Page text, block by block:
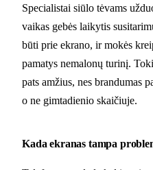
Specialistai siūlo tėvams
vaikas gebės laikytis
būti prie ekrano, ir mokės
pamatys nemalonų turinį.
pats amžius, nes brandumas
o ne gimtadienio skaičiuje.
Kada ekranas tampa